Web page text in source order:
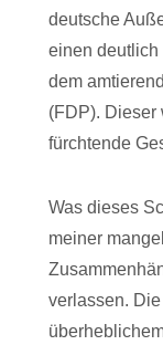
deutsche
einen deutlich
dem
(FDP). Dieser
fürchtende
Was dieses
meiner
verlassen.